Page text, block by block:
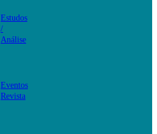
Estudos
/
Análise
Eventos
Revista